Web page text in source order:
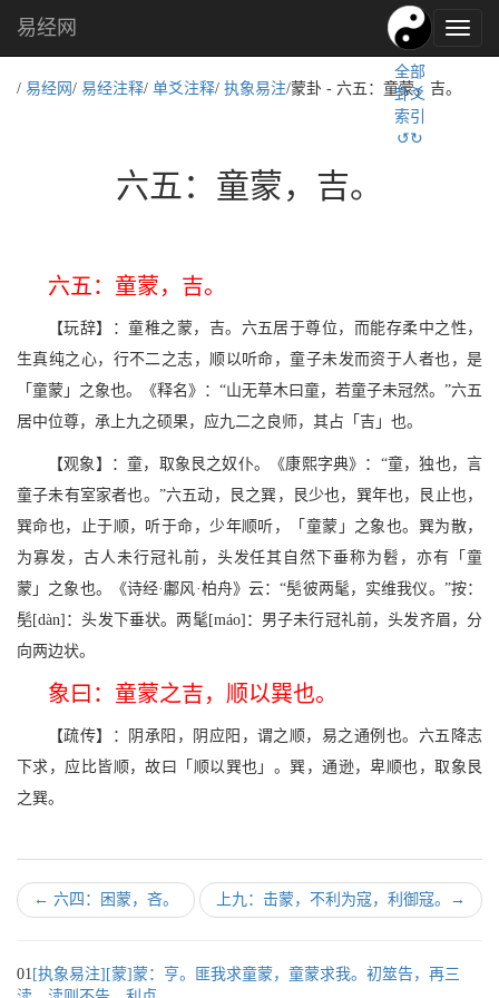
易
经
易经网
全部
卦爻
索引
↺↻
/ 易经网 / 易经注释/ 单爻注释/ 执象易注/蒙卦 - 六五：童蒙，吉。
六五：童蒙，吉。
六五：童蒙，吉。
【玩辞】：童稚之蒙，吉。六五居于尊位，而能存柔中之性，
生真纯之心，行不二之志，顺以听命，童子未发而资于人者也，是
「童蒙」之象也。《释名》：“山无草木曰童，若童子未冠然。”六五
居中位尊，承上九之硕果，应九二之良师，其占「吉」也。
【观象】：童，取象艮之奴仆。《康熙字典》：“童，独也，言
童子未有室家者也。”六五动，艮之巽，艮少也，巽年也，艮止也，
巽命也，止于顺，听于命，少年顺听，「童蒙」之象也。巽为散，
为寡发，古人未行冠礼前，头发任其自然下垂称为髫，亦有「童
蒙」之象也。《诗经·鄘风·柏舟》云：“髧彼两髦，实维我仪。”按：
髧[dàn]：头发下垂状。两髦[máo]：男子未行冠礼前，头发齐眉，分
向两边状。
象曰：童蒙之吉，顺以巽也。
【疏传】：阴承阳，阴应阳，谓之顺，易之通例也。六五降志
下求，应比皆顺，故曰「顺以巽也」。巽，通逊，卑顺也，取象艮
之巽。
← 六四：困蒙，吝。 上九：击蒙，不利为寇，利御寇。 →
01 [执象易注][蒙]蒙：亨。匪我求童蒙，童蒙求我。初筮告，再三